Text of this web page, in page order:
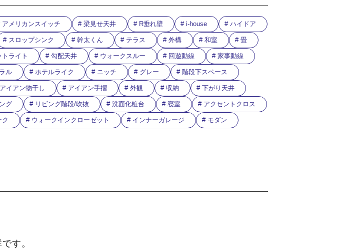
アメリカンスイッチ 梁見せ天井 R垂れ壁 i-house ハイドア
スロップシンク 幹太くん テラス 外構 和室 畳
トライト 勾配天井 ウォークスルー 回遊動線 家事動線
ル ホテルライク ニッチ グレー 階段下スペース
アイアン物干し アイアン手摺 外観 収納 下がり天井
グ リビング階段/吹抜 洗面化粧台 寝室 アクセントクロス
ク ウォークインクローゼット インナーガレージ モダン
す。